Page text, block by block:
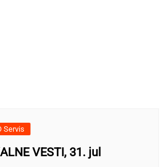
Servis
VESTI, 31. jul